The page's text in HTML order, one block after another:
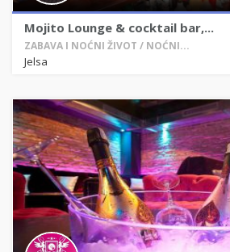
Mojito Lounge & cocktail bar,...
ZABAVA I NOĆNI ŽIVOT / NOĆNI...
Jelsa